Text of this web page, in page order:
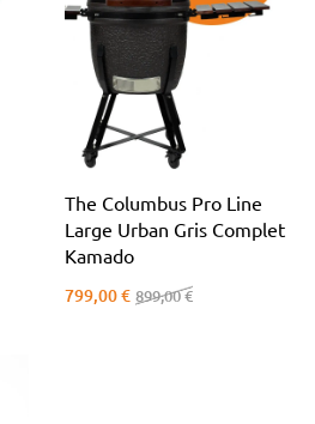
The Columbus Pro Line
Large Urban Gris Complet
Kamado
799,00 € 899,00 €